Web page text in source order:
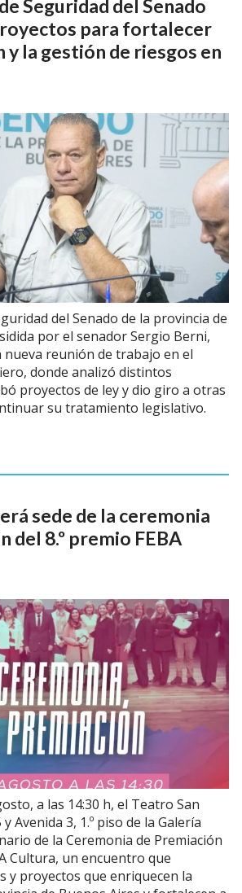
Seguridad del Senado
para fortalecer
y la gestión de riesgos en
del Senado de la provincia de
por el senador Sergio Berni,
nueva reunión de trabajo en el
donde analizó distintos
proyectos de ley y dio giro a otras
su tratamiento legislativo.
sede de la ceremonia
del 8.º premio FEBA
a las 14:30 h, el Teatro San
Avenida 3, 1.º piso de la Galería
de la Ceremonia de Premiación
Cultura, un encuentro que
y proyectos que enriquecen la